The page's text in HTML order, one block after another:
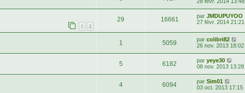
1 2
29 16661 par JMDUPUYOO
27 févr. 2014 21:21
1 5059 par colibri82
26 nov. 2013 18:02
5 6182 par yeye30
08 nov. 2013 13:28
4 6094 par Sim01
03 oct. 2013 17:15